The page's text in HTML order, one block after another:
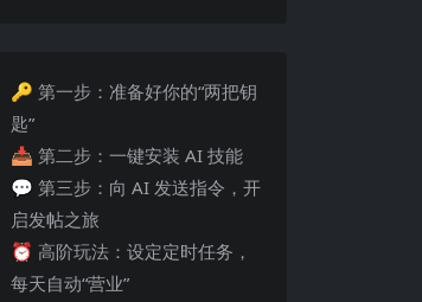
🔑 第一步：准备好你的“两把钥
匙”
📥 第二步：一键安装 AI 技能
💬 第三步：向 AI 发送指令，开
启发帖之旅
⏰ 高阶玩法：设定定时任务，
每天自动“营业”